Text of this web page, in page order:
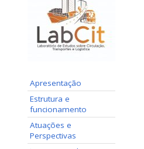
Apresentação
Estrutura e
funcionamento
Atuações e
Perspectivas